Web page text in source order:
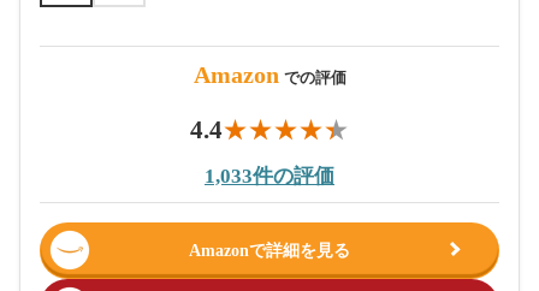
Amazon での評価
4.4
1,033件の評価
Amazonで詳細を見る